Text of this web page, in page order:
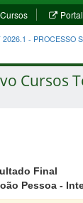
2026.1 - PROCESSO
Final
Pessoa -